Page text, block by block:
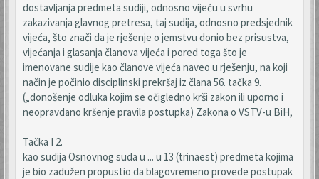
dostavljanja predmeta sudiji, odnosno vijeću u svrhu
zakazivanja glavnog pretresa, taj sudija, odnosno predsjednik
vijeća, što znači da je rješenje o jemstvu donio bez prisustva,
vijećanja i glasanja članova vijeća i pored toga što je
imenovane sudije kao članove vijeća naveo u rješenju, na koji
način je počinio disciplinski prekršaj iz člana 56. tačka 9.
(„donošenje odluka kojim se očigledno krši zakon ili uporno i
neopravdano kršenje pravila postupka) Zakona o VSTV-u BiH,
Tačka I 2.
kao sudija Osnovnog suda u ... u 13 (trinaest) predmeta kojima
je bio zadužen propustio da blagovremeno provede postupak